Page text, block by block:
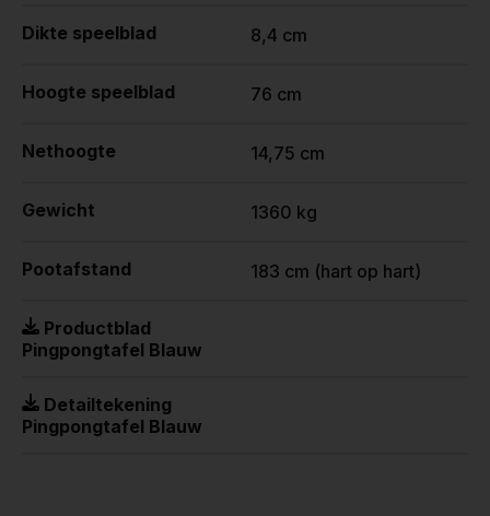
Dikte speelblad 8,4 cm
Hoogte speelblad 76 cm
Nethoogte 14,75 cm
Gewicht 1360 kg
Pootafstand 183 cm (hart op hart)
Productblad
Pingpongtafel Blauw
Detailtekening
Pingpongtafel Blauw